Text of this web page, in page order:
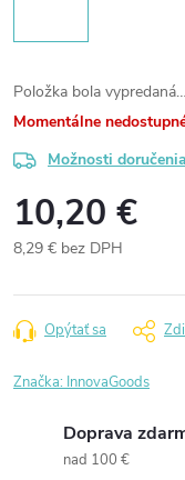
Položka bola vypredaná…
Momentálne
Možnosti doručenia
10,20 €
8,29 € bez DPH
cena:
Opýtať sa
Značka: InnovaGoods
Doprava
nad 100 €